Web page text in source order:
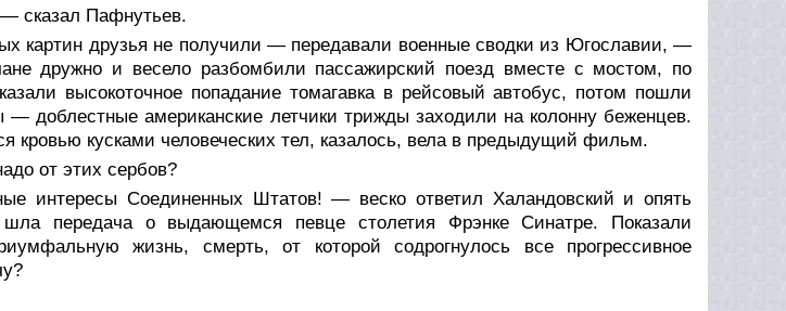
сказал Пафнутьев.
картин друзья не получили — передавали военные сводки из Югославии, —
дружно и весело разбомбили пассажирский поезд вместе с мостом, по
высокоточное попадание томагавка в рейсовый автобус, потом пошли
доблестные американские летчики трижды заходили на колонну беженцев.
кровью кусками человеческих тел, казалось, вела в предыдущий фильм.
от этих сербов?
интересы Соединенных Штатов! — веско ответил Халандовский и опять
передача о выдающемся певце столетия Фрэнке Синатре. Показали
жизнь, смерть, от которой содрогнулось все прогрессивное